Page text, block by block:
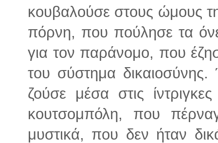
κουβαλούσε στους ώμους
πόρνη, που πούλησε τα
για τον παράνομο, που
του σύστημα
ζούσε μέσα στις
κουτσομπόλη, που
μυστικά, που δεν ήταν